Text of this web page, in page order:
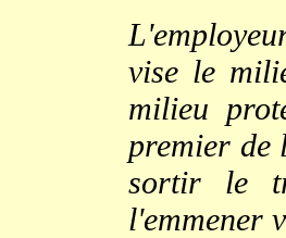
vise le
milieu
premier de
sortir le
l'emmener